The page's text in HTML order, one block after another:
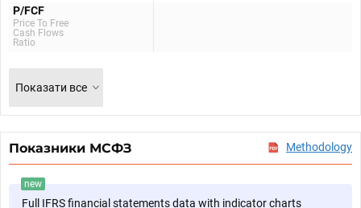
P/FCF
Price To Free
Cash Flows
Ratio
Показати все
Показники МСФЗ Methodology
new
Full IFRS financial statements data with indicator charts